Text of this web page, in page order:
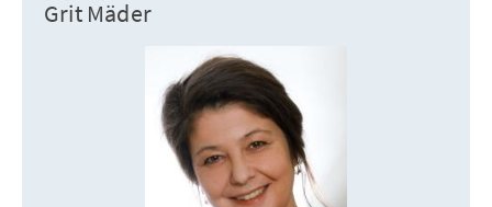
Grit Mäder